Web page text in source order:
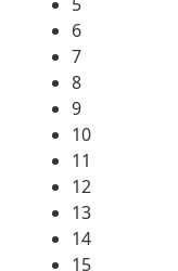
6
7
8
9
10
11
12
13
14
15